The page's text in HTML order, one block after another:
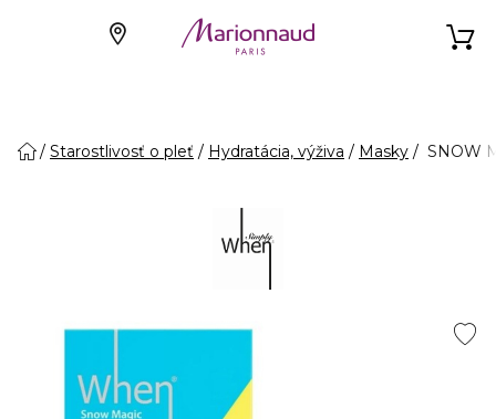
Starostlivosť o pleť Hydratácia, výživa Masky SNOW